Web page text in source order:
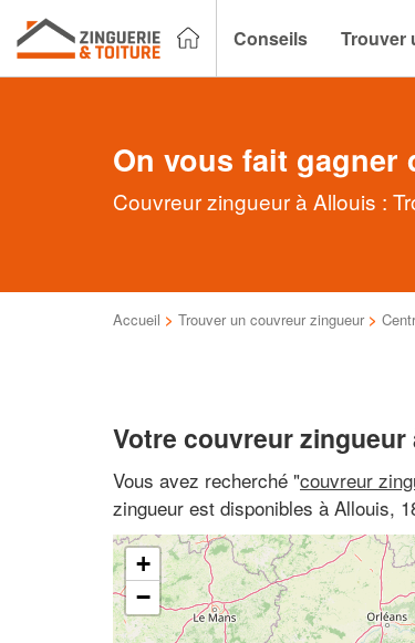
Conseils Trouver
On vous fait gagner
Couvreur zingueur à Allouis :
Accueil > Trouver un couvreur zingueur >
Votre couvreur zingueur
Vous avez recherché "couvreur
zingueur est disponibles à Allouis,
+
−